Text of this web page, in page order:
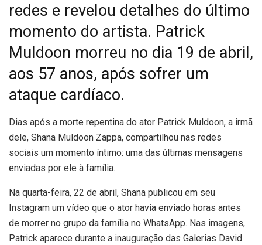
redes e revelou detalhes do último
momento do artista. Patrick
Muldoon morreu no dia 19 de abril,
aos 57 anos, após sofrer um
ataque cardíaco.
Dias após a morte repentina do ator Patrick Muldoon, a irmã
dele, Shana Muldoon Zappa, compartilhou nas redes
sociais um momento íntimo: uma das últimas mensagens
enviadas por ele à família.
Na quarta-feira, 22 de abril, Shana publicou em seu
Instagram um vídeo que o ator havia enviado horas antes
de morrer no grupo da família no WhatsApp. Nas imagens,
Patrick aparece durante a inauguração das Galerias David